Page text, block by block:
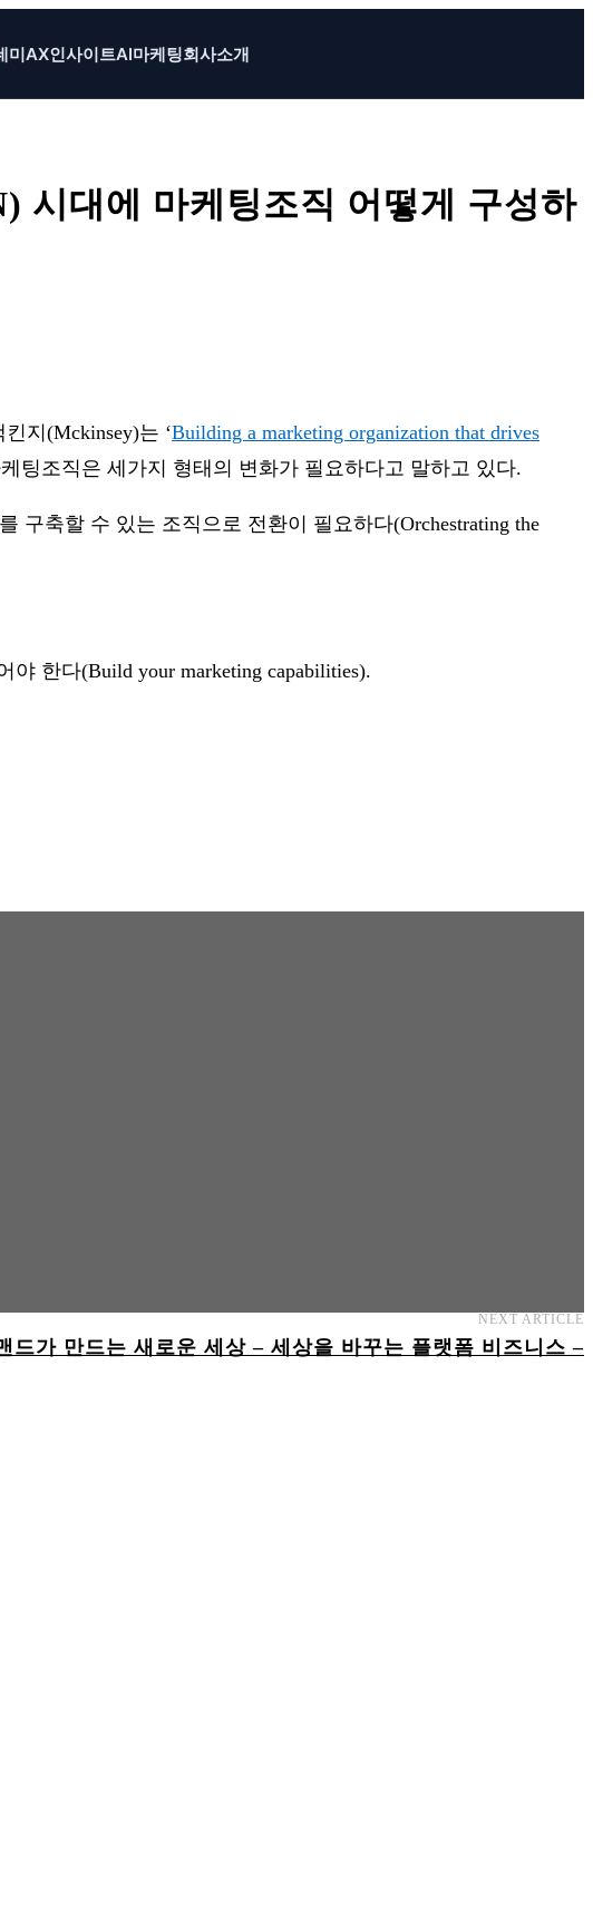
미AX인사이트AI마케팅회사소개
시대에 마케팅조직 어떻게 구성하
지(Mckinsey)는 ‘Building a marketing organization that drives
팅조직은 세가지 형태의 변화가 필요하다고 말하고 있다.
구축할 수 있는 조직으로 전환이 필요하다(Orchestrating the
한다(Build your marketing capabilities).
NEXT ARTICLE
드가 만드는 새로운 세상 – 세상을 바꾸는 플랫폼 비즈니스 –